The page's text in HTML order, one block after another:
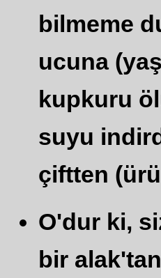
bilmeme
ucuna
kupkuru
suyu
çiftten
O'dur ki,
bir